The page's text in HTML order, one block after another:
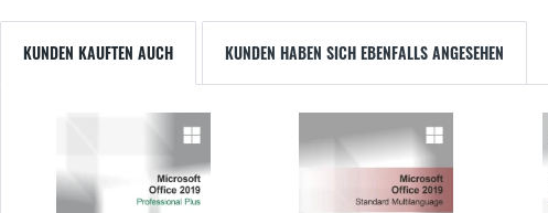
KUNDEN KAUFTEN AUCH KUNDEN HABEN SICH EBENFALLS ANGESEHEN